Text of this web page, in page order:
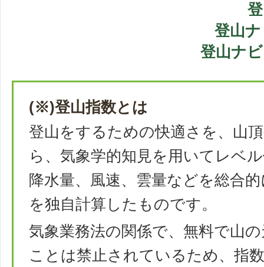
登山
登山ナ
(※)登山指数とは
登山をするための快適さを、山
ら、気象学的知見を用いてレベ
降水量、風速、雲量などを総合
を独自計算したものです。
気象業務法の関係で、無料で山
ことは禁止されているため、指